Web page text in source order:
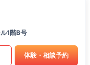
1階B号
体験・相談予約